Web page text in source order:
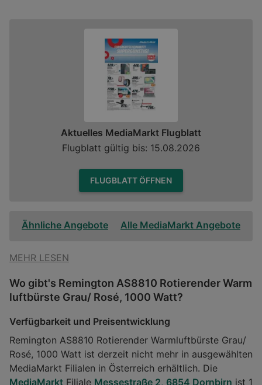
Aktuelles MediaMarkt Flugblatt
Flugblatt gültig bis: 15.08.2026
FLUGBLATT ÖFFNEN
Ähnliche Angebote Alle MediaMarkt Angebote
MEHR LESEN
Wo gibt's Remington AS8810 Rotierender Warm
luftbürste Grau/ Rosé, 1000 Watt?
Verfügbarkeit und Preisentwicklung
Remington AS8810 Rotierender Warmluftbürste Grau/
Rosé, 1000 Watt ist derzeit nicht mehr in ausgewählten
MediaMarkt Filialen in Österreich erhältlich. Die
MediaMarkt Filiale Messestraße 2, 6854 Dornbirn ist 1